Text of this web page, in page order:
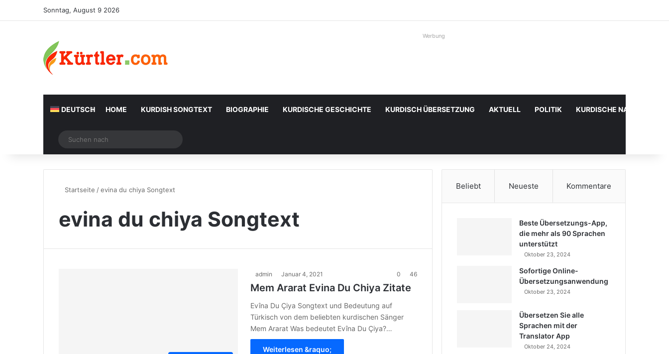
Sonntag, August 9 2026
Werbung
DEUTSCH HOME KURDISH SONGTEXT BIOGRAPHIE KURDISCHE GESCHICHTE KURDISCH ÜBERSETZUNG AKTUELL POLITIK KURDISCHE
Zufälliger Artikel
nach
Startseite /evina du chiya Songtext
evina du chiya Songtext
admin Januar 4, 2021 0 46
Mem Ararat Evina Du Chiya Zitate
Evîna Du Çiya Songtext und Bedeutung auf
Türkisch von dem beliebten kurdischen Sänger
Mem Ararat Was bedeutet Evîna Du Çiya?…
Weiterlesen &raquo;
Beliebt Neueste Kommentare
Beste Übersetzungs-App,
die mehr als 90 Sprachen
unterstützt
Oktober 23, 2024
Sofortige Online-
Übersetzungsanwendung
Oktober 23, 2024
Übersetzen Sie alle
Sprachen mit der
Translator App
Oktober 24, 2024